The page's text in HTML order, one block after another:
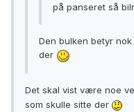
på panseret så
Den bulken betyr
der
Det skal vist være noe
som skulle sitte der